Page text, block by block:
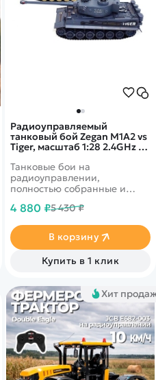
Радиоуправляемый
танковый бой Zegan M1A2 vs
Tiger, масштаб 1:28 2.4GHz -
Танковые бои на
радиоуправлении,
полностью собранные и
Модификация Абрамса и
оснащены инфракрасными
пушками, у каждого из них
есть 5 индикаторов для
попадания. Башня
4 880 ₽5 430 ₽
В корзину
Купить в 1 клик
Хит